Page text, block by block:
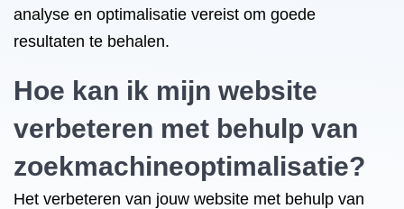
analyse en optimalisatie vereist om goede
resultaten te behalen.
Hoe kan ik mijn website
verbeteren met behulp van
zoekmachineoptimalisatie?
Het verbeteren van jouw website met behulp van